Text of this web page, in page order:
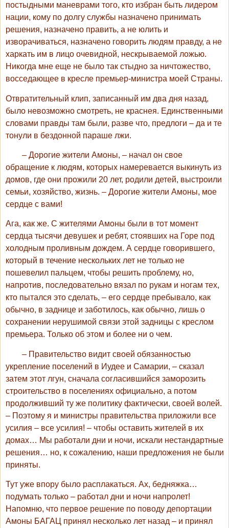
постыдными маневрами того, кто избран быть лидером
нации, кому по долгу службы назначено принимать
решения, назначено править, а не юлить и
изворачиваться, назначено говорить людям правду, а не
харкать им в лицо очевидной, нескрываемой ложью.
Никогда мне еще не было так стыдно за ничтожество,
восседающее в кресле премьер-министра моей Страны.
Отвратительный клип, записанный им два дня назад,
было невозможно смотреть, не краснея. Единственными
словами правды там были, разве что, предлоги – да и те
тонули в бездонной параше лжи.
– Дорогие жители Амоны, – начал он свое
обращение к людям, которых намеревается выкинуть из
домов, где они прожили 20 лет, родили детей, выстроили
семьи, хозяйство, жизнь. – Дорогие жители Амоны, мое
сердце с вами!
Ага, как же. С жителями Амоны были в тот момент
сердца тысячи девушек и ребят, стоявших на Горе под
холодным проливным дождем. А сердце говорившего,
который в течение нескольких лет не только не
пошевелил пальцем, чтобы решить проблему, но,
напротив, последовательно вязал по рукам и ногам тех,
кто пытался это сделать, – его сердце пребывало, как
обычно, в заднице и заботилось, как обычно, лишь о
сохранении нерушимой связи этой задницы с креслом
премьера. Только об этом и более ни о чем.
– Правительство видит своей обязанностью
укрепление поселений в Иудее и Самарии, – сказал
затем этот лгун, сначала согласившийся заморозить
строительство в поселениях официально, а потом
продолживший ту же политику фактически, своей волей.
– Поэтому я и министры правительства приложили все
усилия – все усилия! – чтобы оставить жителей в их
домах… Мы работали дни и ночи, искали нестандартные
решения… но, к сожалению, наши предложения не были
приняты.
Тут уже впору было расплакаться. Ах, бедняжка…
подумать только – работал дни и ночи напролет!
Напомню, что первое решение по поводу депортации
Амоны БАГАЦ принял несколько лет назад – и принял